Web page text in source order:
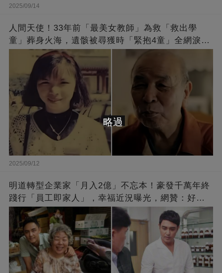
2025/09/14
人間天使！33年前「最美女教師」為救「救出學
童」葬身火海，遺骸被尋獲時「緊抱4童」全網淚
崩：真正的英雄不該被遺忘
2025/09/12
明道轉型企業家「月入2億」不忘本！豪發千萬年終
踐行「員工即家人」，幸福近況曝光，網贊：好老
闆的福報
略過